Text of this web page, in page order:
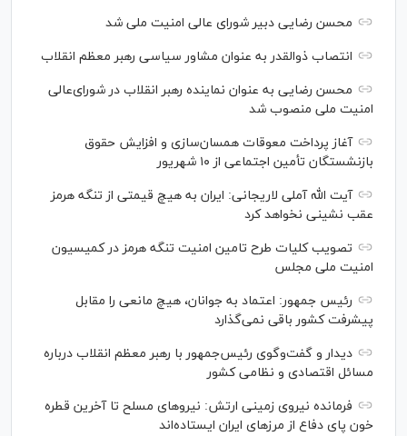
محسن رضایی دبیر شورای عالی امنیت ملی شد
انتصاب ذوالقدر به عنوان مشاور سیاسی رهبر معظم انقلاب
محسن رضایی به عنوان نماینده رهبر انقلاب در شورای‌عالی
امنیت ملی منصوب شد
آغاز پرداخت معوقات همسان‌سازی و افزایش حقوق
بازنشستگان تأمین اجتماعی از ۱۰ شهریور
آیت الله آملی لاریجانی: ایران به هیچ قیمتی از تنگه هرمز
عقب نشینی نخواهد کرد
تصویب کلیات طرح تامین امنیت تنگه هرمز در کمیسیون
امنیت ملی مجلس
رئیس جمهور: اعتماد به جوانان، هیچ مانعی را مقابل
پیشرفت کشور باقی نمی‌گذارد
دیدار و گفت‌‌وگوی رئیس‌جمهور با رهبر معظم انقلاب درباره
مسائل اقتصادی و نظامی کشور
فرمانده نیروی زمینی ارتش: نیرو‌های مسلح تا آخرین قطره
خون پای دفاع از مرز‌های ایران ایستاده‌اند